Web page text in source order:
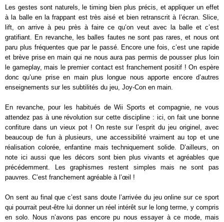
Les gestes sont naturels, le timing bien plus précis, et appliquer un effet
à la balle en la frappant est très aisé et bien retranscrit à l’écran. Slice,
lift, on arrive à peu près à faire ce qu’on veut avec la balle et c’est
gratifiant. En revanche, les balles fautes ne sont pas rares, et nous ont
paru plus fréquentes que par le passé. Encore une fois, c’est une rapide
et brève prise en main qui ne nous aura pas permis de pousser plus loin
le gameplay, mais le premier contact est franchement positif ! On espère
donc qu’une prise en main plus longue nous apporte encore d’autres
enseignements sur les subtilités du jeu, Joy-Con en main.
En revanche, pour les habitués de Wii Sports et compagnie, ne vous
attendez pas à une révolution sur cette discipline : ici, on fait une bonne
confiture dans un vieux pot ! On reste sur l’esprit du jeu originel, avec
beaucoup de fun à plusieurs, une accessibilité vraiment au top et une
réalisation colorée, enfantine mais techniquement solide. D’ailleurs, on
note ici aussi que les décors sont bien plus vivants et agréables que
précédemment. Les graphismes restent simples mais ne sont pas
pauvres. C’est franchement agréable à l’œil !
On sent au final que c’est sans doute l’arrivée du jeu online sur ce sport
qui pourrait peut-être lui donner un réel intérêt sur le long terme, y compris
en solo. Nous n’avons pas encore pu nous essayer à ce mode, mais